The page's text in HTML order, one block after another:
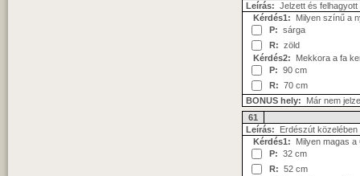
Leírás: Jelzett és felhagyott
Kérdés1: Milyen színű a
P: sárga
R: zöld
Kérdés2: Mekkora a fa
P: 90 cm
R: 70 cm
BONUS hely: Már nem
61
Leírás: Erdészút
Kérdés1: Milyen magas a
P: 32 cm
R: 52 cm